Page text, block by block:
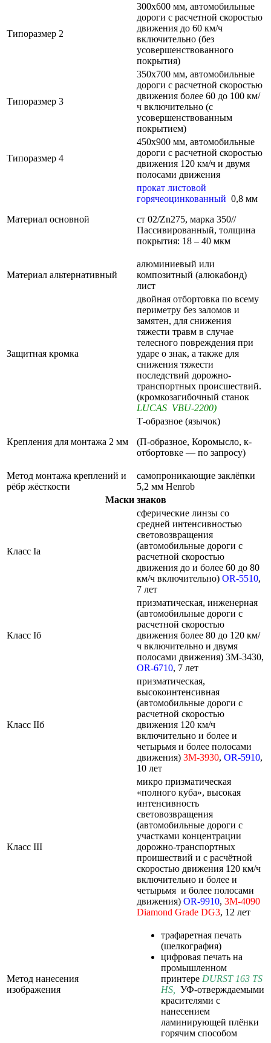
Типоразмер 2
300х600 мм, автомобильные
дороги с расчетной скоростью
движения до 60 км/ч
включительно (без
усовершенствованного
покрытия)
Типоразмер 3
350х700 мм, автомобильные
дороги с расчетной скоростью
движения более 60 до 100 км/
ч включительно (с
усовершенствованным
покрытием)
Типоразмер 4
450х900 мм, автомобильные
дороги с расчетной скоростью
движения 120 км/ч и двумя
полосами движения
Материал основной
прокат листовой
горячеоцинкованный 0,8 мм
ст 02/Zn275, марка 350//
Пассивированный, толщина
покрытия: 18 – 40 мкм
Материал альтернативный
алюминиевый или
композитный (алюкабонд)
лист
Защитная кромка
двойная отбортовка по всему
периметру без заломов и
замятен, для снижения
тяжести травм в случае
телесного повреждения при
ударе о знак, а также для
снижения тяжести
последствий дорожно-
транспортных происшествий.
(кромкозагибочный станок
LUCAS VBU-2200)
Крепления для монтажа 2 мм
Т-образное (язычок)
(П-образное, Коромысло, к-
отбортовке — по запросу)
Метод монтажа креплений и
рёбр жёсткости
самопроникающие заклёпки
5,2 мм Henrob
Маски знаков
Класс Ia
сферические линзы со
средней интенсивностью
световозвращения
(автомобильные дороги с
расчетной скоростью
движения до и более 60 до 80
км/ч включительно) OR-5510,
7 лет
Класс Iб
призматическая, инженерная
(автомобильные дороги с
расчетной скоростью
движения более 80 до 120 км/
ч включительно и двумя
полосами движения) 3M-3430,
OR-6710, 7 лет
Класс IIб
призматическая,
высокоинтенсивная
(автомобильные дороги с
расчетной скоростью
движения 120 км/ч
включительно и более и
четырьмя и более полосами
движения) 3M-3930, OR-5910,
10 лет
Класс III
микро призматическая
«полного куба», высокая
интенсивность
световозвращения
(автомобильные дороги с
участками концентрации
дорожно-транспортных
проишествий и с расчётной
скоростью движения 120 км/ч
включительно и более и
четырьмя и более полосами
движения) OR-9910, 3M-4090
Diamond Grade DG3, 12 лет
Метод нанесения
изображения
трафаретная печать
(шелкография)
цифровая печать на
промышленном
принтере DURST 163 TS
HS
УФ-отверждаемыми
красителями с
нанесением
ламинирующей плёнки
горячим способом